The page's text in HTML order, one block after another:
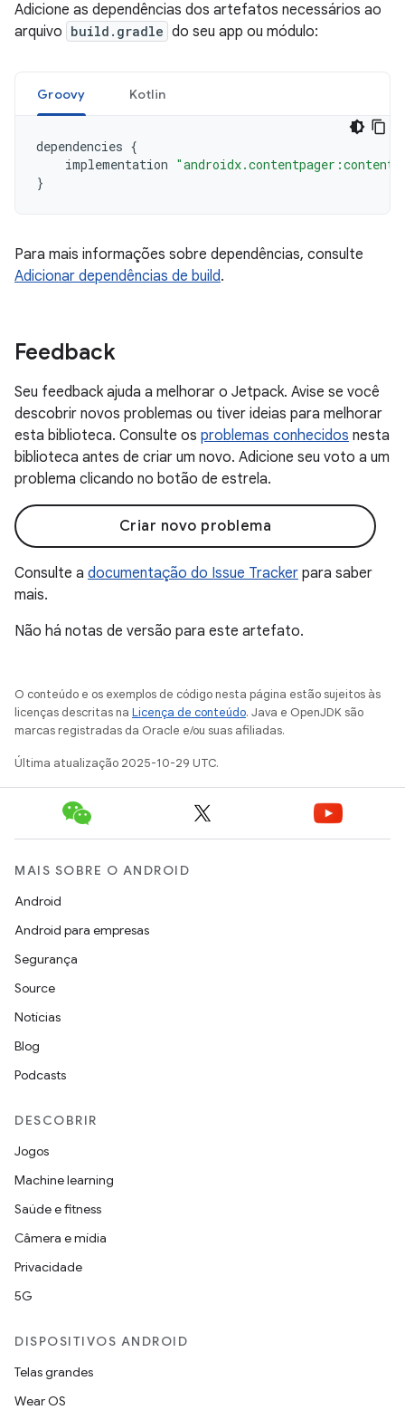
Adicione as dependências dos artefatos necessários ao
arquivo build.gradle do seu app ou módulo:
Groovy Kotlin
dependencies {
implementation
}
Para mais informações sobre dependências, consulte
Adicionar dependências de build.
Feedback
Seu feedback ajuda a melhorar o Jetpack. Avise se você
descobrir novos problemas ou tiver ideias para melhorar
esta biblioteca. Consulte os problemas conhecidos nesta
biblioteca antes de criar um novo. Adicione seu voto a um
problema clicando no botão de estrela.
Criar novo problema
Consulte a documentação do Issue Tracker para saber
mais.
Não há notas de versão para este artefato.
O conteúdo e os exemplos de código nesta página estão sujeitos às
licenças descritas na Licença de conteúdo. Java e OpenJDK são
marcas registradas da Oracle e/ou suas afiliadas.
Última atualização 2025-10-29 UTC.
MAIS SOBRE O ANDROID
Android
Android para empresas
Segurança
Source
Notícias
Blog
Podcasts
DESCOBRIR
Jogos
Machine learning
Saúde e fitness
Câmera e mídia
Privacidade
5G
DISPOSITIVOS ANDROID
Telas grandes
Wear OS